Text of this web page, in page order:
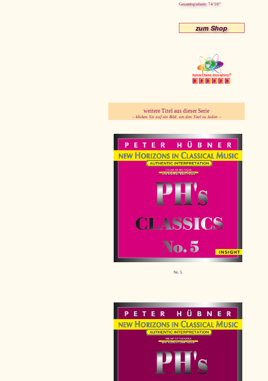
Gesamtspielzeit: 74’10”
zum Shop
weitere Titel aus dieser Serie
– klicken Sie auf ein Bild, um den Titel zu laden –
Nr. 5